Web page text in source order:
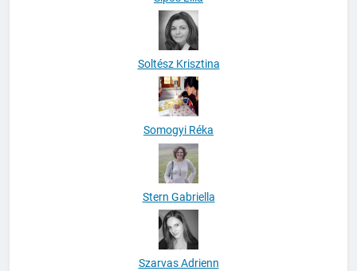
Soltész Krisztina
Somogyi Réka
Stern Gabriella
Szarvas Adrienn